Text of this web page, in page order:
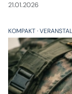
21.01.2026
KOMPAKT